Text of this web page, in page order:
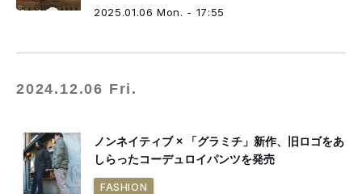
2025.01.06 Mon. - 17:55
2024.12.06 Fri.
ノンネイティブ × 「グラミチ」新作、旧ロゴをあ
しらったコーデュロイパンツを発売
FASHION